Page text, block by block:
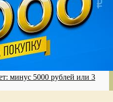
минус 5000 рублей или 3